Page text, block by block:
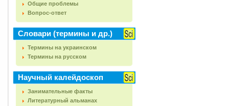
Общие проблемы
Вопрос-ответ
Словари (термины и др.)
Термины на украинском
Термины на русском
Научный калейдоскоп
Занимательные факты
Литературный альманах